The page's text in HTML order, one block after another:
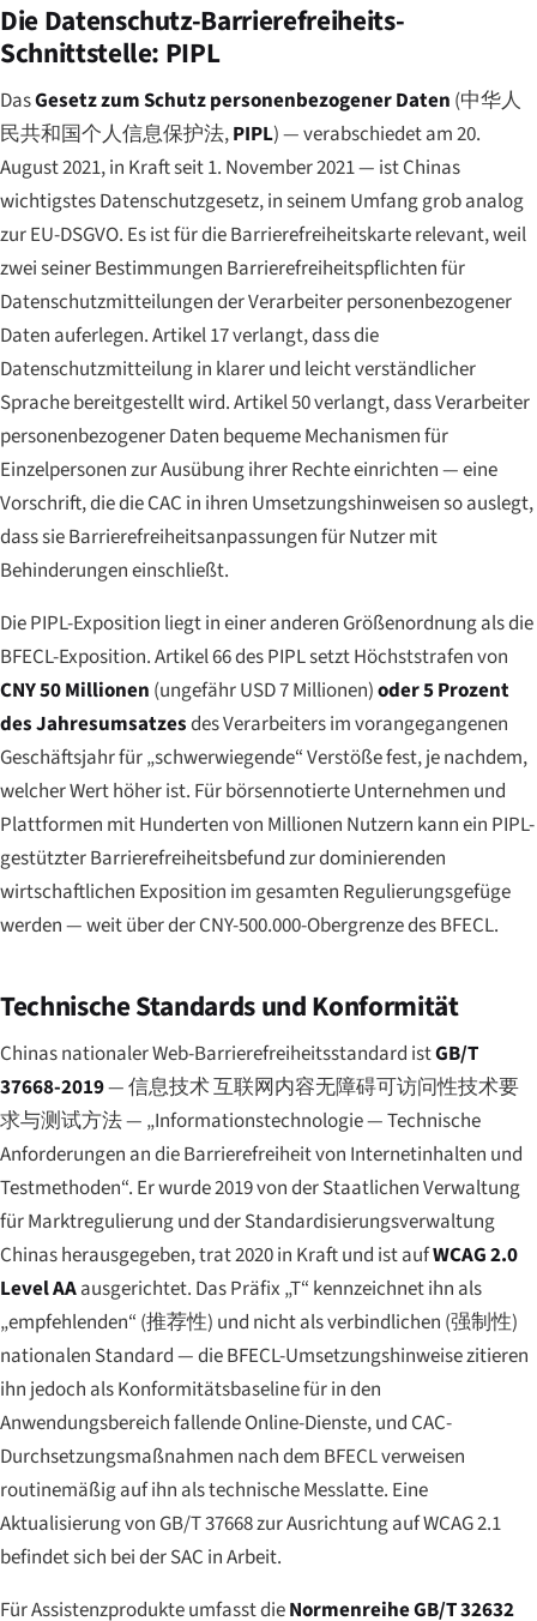
Die Datenschutz-Barrierefreiheits-
Schnittstelle: PIPL
DasGesetz zum Schutz personenbezogener Daten (中华人
民共和国个人信息保护法,PIPL) — verabschiedet am 20.
August 2021, in Kraft seit 1. November 2021 — ist Chinas
wichtigstes Datenschutzgesetz, in seinem Umfang grob analog
zur EU-DSGVO. Es ist für die Barrierefreiheitskarte relevant, weil
zwei seiner Bestimmungen Barrierefreiheitspflichten für
Datenschutzmitteilungen der Verarbeiter personenbezogener
Daten auferlegen. Artikel 17 verlangt, dass die
Datenschutzmitteilung in klarer und leicht verständlicher
Sprache bereitgestellt wird. Artikel 50 verlangt, dass Verarbeiter
personenbezogener Daten bequeme Mechanismen für
Einzelpersonen zur Ausübung ihrer Rechte einrichten — eine
Vorschrift, die die CAC in ihren Umsetzungshinweisen so auslegt,
dass sie Barrierefreiheitsanpassungen für Nutzer mit
Behinderungen einschließt.
Die PIPL-Exposition liegt in einer anderen Größenordnung als die
BFECL-Exposition. Artikel 66 des PIPL setzt Höchststrafen von
CNY 50 Millionen (ungefähr USD 7 Millionen)oder 5 Prozent
des Jahresumsatzesdes Verarbeiters im vorangegangenen
Geschäftsjahr für „schwerwiegende“ Verstöße fest, je nachdem,
welcher Wert höher ist. Für börsennotierte Unternehmen und
Plattformen mit Hunderten von Millionen Nutzern kann ein PIPL-
gestützter Barrierefreiheitsbefund zur dominierenden
wirtschaftlichen Exposition im gesamten Regulierungsgefüge
werden — weit über der CNY-500.000-Obergrenze des BFECL.
Technische Standards und Konformität
Chinas nationaler Web-Barrierefreiheitsstandard istGB/T
37668-2019—信息技术 互联网内容无障碍可访问性技术要
求与测试方法— „Informationstechnologie — Technische
Anforderungen an die Barrierefreiheit von Internetinhalten und
Testmethoden“. Er wurde 2019 von der Staatlichen Verwaltung
für Marktregulierung und der Standardisierungsverwaltung
Chinas herausgegeben, trat 2020 in Kraft und ist aufWCAG 2.0
Level AAausgerichtet. Das Präfix „T“ kennzeichnet ihn als
„empfehlenden“ (推荐性) und nicht als verbindlichen (强制性)
nationalen Standard — die BFECL-Umsetzungshinweise zitieren
ihn jedoch als Konformitätsbaseline für in den
Anwendungsbereich fallende Online-Dienste, und CAC-
Durchsetzungsmaßnahmen nach dem BFECL verweisen
routinemäßig auf ihn als technische Messlatte. Eine
Aktualisierung von GB/T 37668 zur Ausrichtung auf WCAG 2.1
befindet sich bei der SAC in Arbeit.
Für Assistenzprodukte umfasst dieNormenreihe GB/T 32632